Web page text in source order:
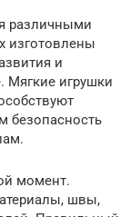
различными
изготовлены
и
Мягкие игрушки
безопасность
момент.
швы,